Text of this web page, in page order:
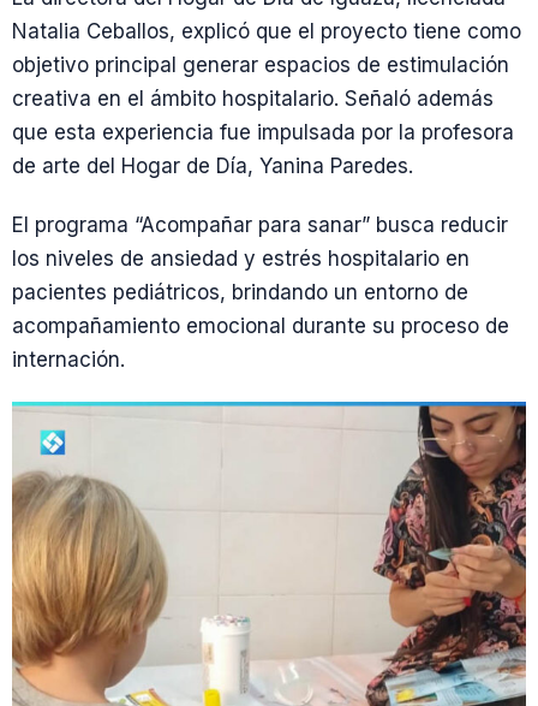
Natalia Ceballos, explicó que el proyecto tiene como
objetivo principal generar espacios de estimulación
creativa en el ámbito hospitalario. Señaló además
que esta experiencia fue impulsada por la profesora
de arte del Hogar de Día, Yanina Paredes.
El programa “Acompañar para sanar” busca reducir
los niveles de ansiedad y estrés hospitalario en
pacientes pediátricos, brindando un entorno de
acompañamiento emocional durante su proceso de
internación.